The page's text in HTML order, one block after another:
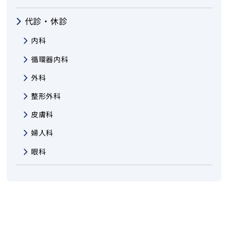
代診・休診
内科
循環器内科
外科
整形外科
皮膚科
婦人科
眼科